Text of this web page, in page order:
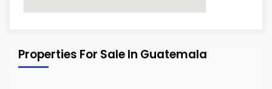
Properties For Sale In Guatemala